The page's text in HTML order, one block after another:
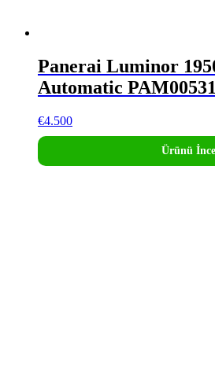
Panerai Luminor
Automatic PAM00531
€4.500
Ürünü